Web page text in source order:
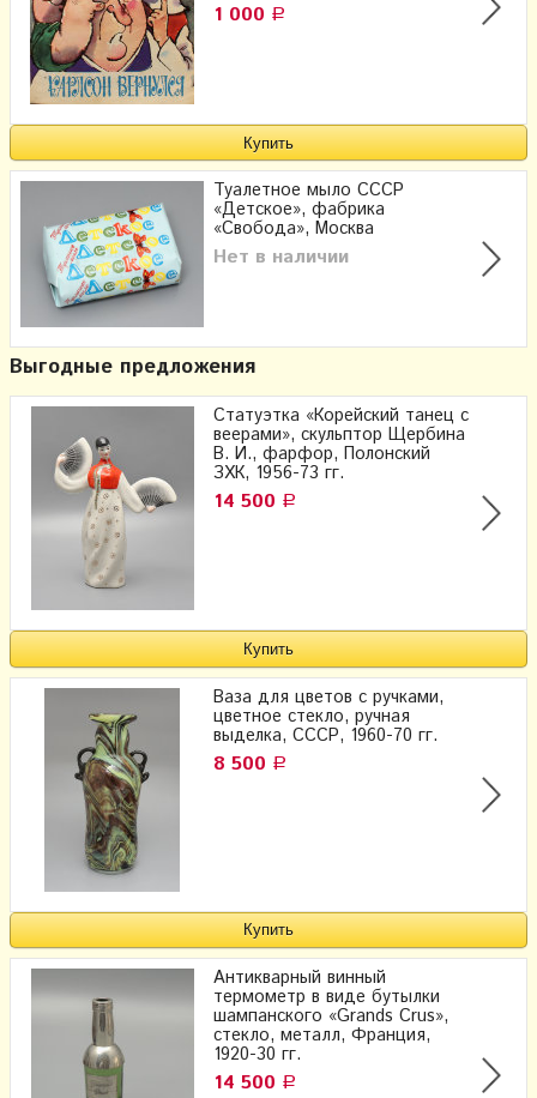
1 000 Р
Туалетное мыло СССР
«Детское», фабрика
«Свобода», Москва
Нет в наличии
Выгодные предложения
Статуэтка «Корейский танец с
веерами», скульптор Щербина
В. И., фарфор, Полонский
ЗХК, 1956-73 гг.
14 500 Р
Ваза для цветов с ручками,
цветное стекло, ручная
выделка, СССР, 1960-70 гг.
8 500 Р
Антикварный винный
термометр в виде бутылки
шампанского «Grands Crus»,
стекло, металл, Франция,
1920-30 гг.
14 500 Р